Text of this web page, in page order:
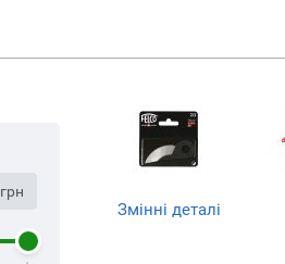
грн
Змінні деталі